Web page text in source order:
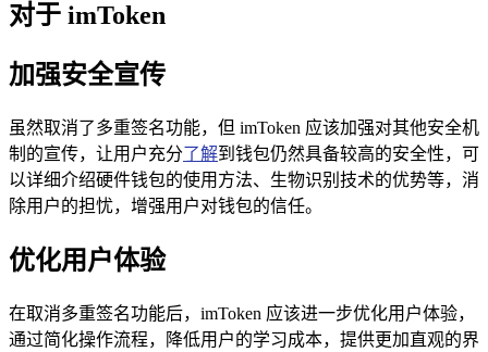
对于 imToken
加强安全宣传
虽然取消了多重签名功能，但 imToken 应该加强对其他安全机
制的宣传，让用户充分了解到钱包仍然具备较高的安全性，可
以详细介绍硬件钱包的使用方法、生物识别技术的优势等，消
除用户的担忧，增强用户对钱包的信任。
优化用户体验
在取消多重签名功能后，imToken 应该进一步优化用户体验，
通过简化操作流程，降低用户的学习成本，提供更加直观的界